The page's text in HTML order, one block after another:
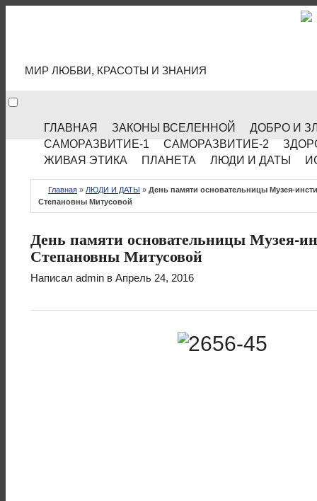
МИР ЛЮБВИ, КРАСОТЫ И ЗНАНИЯ
ГЛАВНАЯ ЗАКОНЫ ВСЕЛЕННОЙ
ДОБРО И
САМОРАЗВИТИЕ-1
САМОРАЗВИТИЕ-2
ЖИВАЯ ЭТИКА
ПЛАНЕТА ЛЮДИ И ДАТЫ
Главная » ЛЮДИ И ДАТЫ » День памяти основательницы Музея-
Степановны Митусовой
День памяти основательницы Музея-
Степановны Митусовой
Написал admin в Апрель 24, 2016